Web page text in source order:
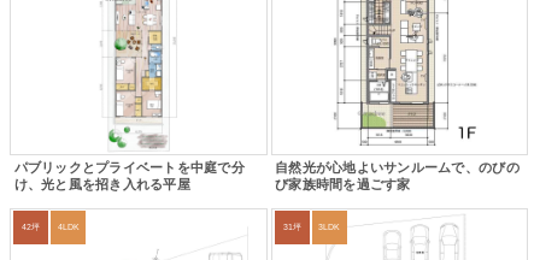
パブリックとプライベートを中庭で分
け、光と風を招き入れる平屋
自然光が心地よいサンルームで、のびの
び家族時間を過ごす家
42坪 4LDK 31坪 3LDK